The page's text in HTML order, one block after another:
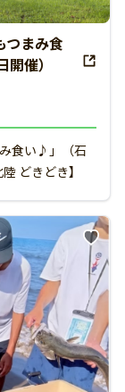
つまみ食
催）
食い♪」（石
どきどき】